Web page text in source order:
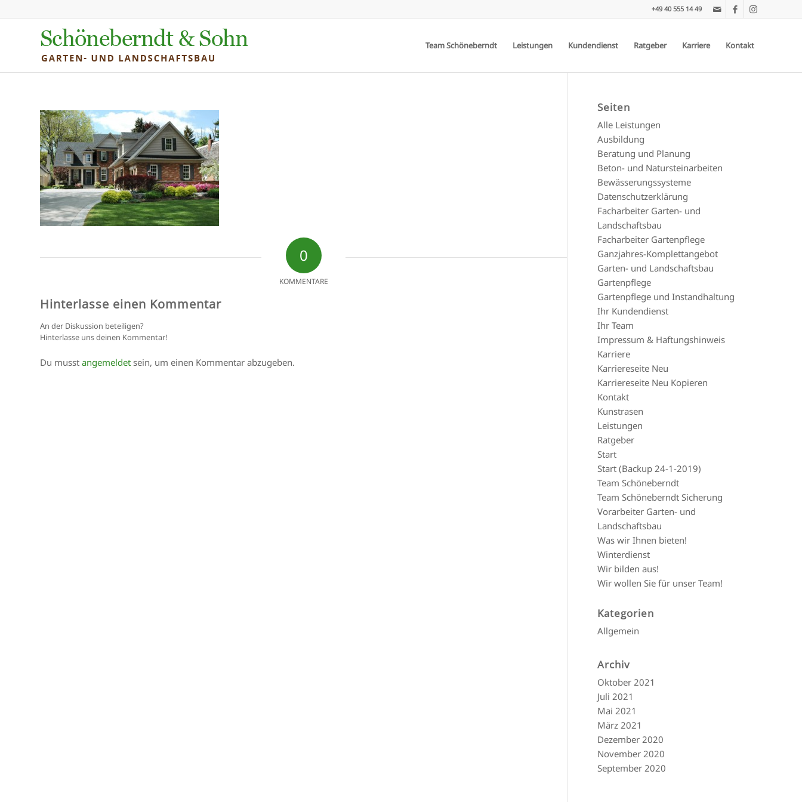
+49 40 555 14 49
Team Schöneberndt Leistungen Kundendienst Ratgeber Karriere Kontakt
0
KOMMENTARE
Hinterlasse einen Kommentar
An der Diskussion beteiligen?
Hinterlasse uns deinen Kommentar!
Du musst angemeldet sein, um einen Kommentar abzugeben.
Seiten
Alle Leistungen
Ausbildung
Beratung und Planung
Beton- und Natursteinarbeiten
Bewässerungssysteme
Datenschutzerklärung
Facharbeiter Garten- und
Landschaftsbau
Facharbeiter Gartenpflege
Ganzjahres-Komplettangebot
Garten- und Landschaftsbau
Gartenpflege
Gartenpflege und Instandhaltung
Ihr Kundendienst
Ihr Team
Impressum & Haftungshinweis
Karriere
Karriereseite Neu
Karriereseite Neu Kopieren
Kontakt
Kunstrasen
Leistungen
Ratgeber
Start
Start (Backup 24-1-2019)
Team Schöneberndt
Team Schöneberndt Sicherung
Vorarbeiter Garten- und
Landschaftsbau
Was wir Ihnen bieten!
Winterdienst
Wir bilden aus!
Wir wollen Sie für unser Team!
Kategorien
Allgemein
Archiv
Oktober 2021
Juli 2021
Mai 2021
März 2021
Dezember 2020
November 2020
September 2020